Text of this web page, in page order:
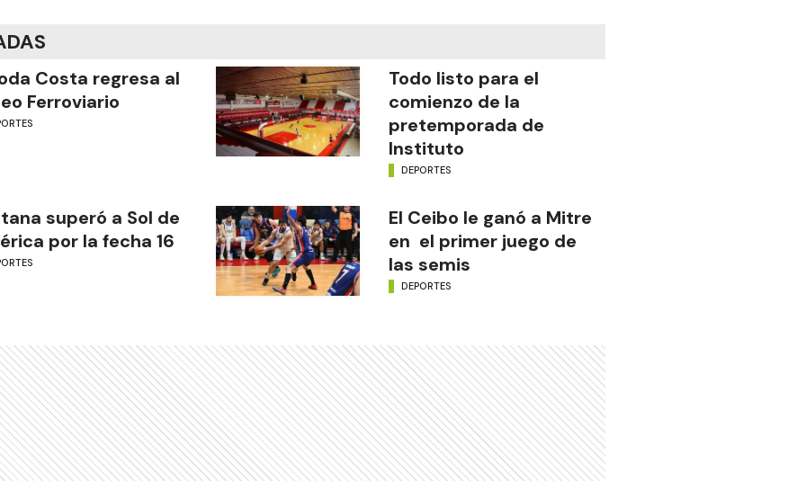
Costa regresa al
Ferroviario
Todo listo para el
comienzo de la
pretemporada de
Instituto
DEPORTES
superó a Sol de
por la fecha 16
El Ceibo le ganó a Mitre
en el primer juego de
las semis
DEPORTES